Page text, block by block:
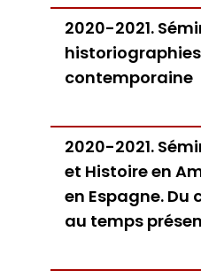
2020-2021.
historiographies
contemporaine
2020-2021.
et Histoire en
en Espagne.
au temps